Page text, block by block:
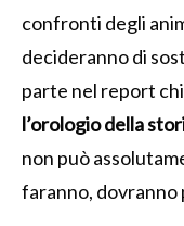
confronti degli
decideranno di
parte nel report
l’orologio della
non può
faranno, dovranno